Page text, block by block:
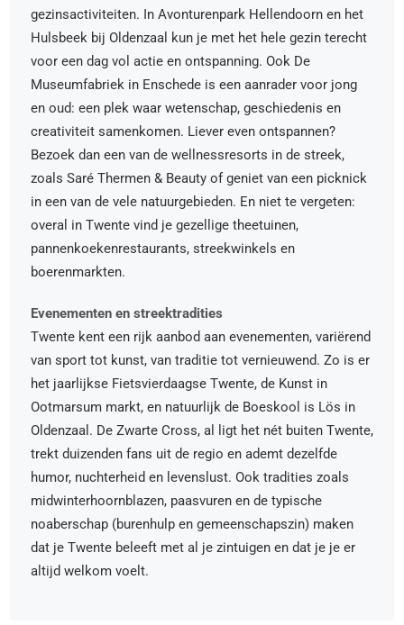
gezinsactiviteiten. In Avonturenpark Hellendoorn en het
Hulsbeek bij Oldenzaal kun je met het hele gezin terecht
voor een dag vol actie en ontspanning. Ook De
Museumfabriek in Enschede is een aanrader voor jong
en oud: een plek waar wetenschap, geschiedenis en
creativiteit samenkomen. Liever even ontspannen?
Bezoek dan een van de wellnessresorts in de streek,
zoals Saré Thermen & Beauty of geniet van een picknick
in een van de vele natuurgebieden. En niet te vergeten:
overal in Twente vind je gezellige theetuinen,
pannenkoekenrestaurants, streekwinkels en
boerenmarkten.
Evenementen en streektradities
Twente kent een rijk aanbod aan evenementen, variërend
van sport tot kunst, van traditie tot vernieuwend. Zo is er
het jaarlijkse Fietsvierdaagse Twente, de Kunst in
Ootmarsum markt, en natuurlijk de Boeskool is Lös in
Oldenzaal. De Zwarte Cross, al ligt het nét buiten Twente,
trekt duizenden fans uit de regio en ademt dezelfde
humor, nuchterheid en levenslust. Ook tradities zoals
midwinterhoornblazen, paasvuren en de typische
noaberschap (burenhulp en gemeenschapszin) maken
dat je Twente beleeft met al je zintuigen en dat je je er
altijd welkom voelt.